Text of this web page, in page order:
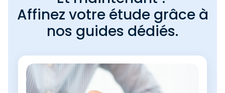
Affinez votre étude grâce à
nos guides dédiés.